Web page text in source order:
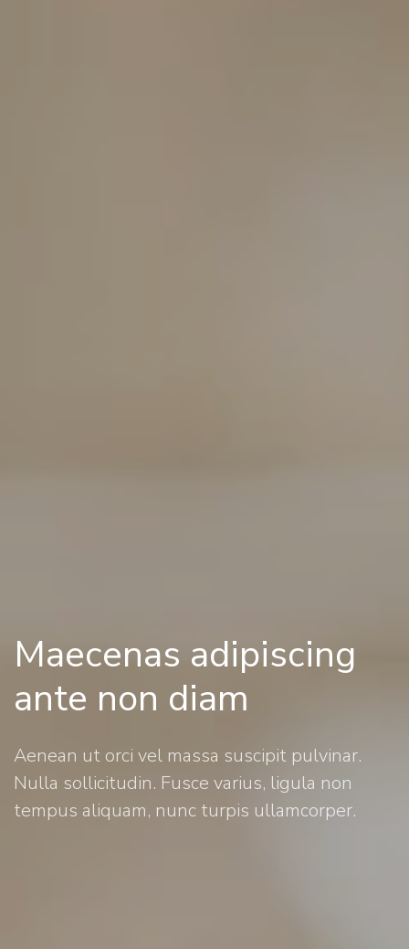
Maecenas adipiscing
ante non diam
Aenean ut orci vel massa suscipit pulvinar.
Nulla sollicitudin. Fusce varius, ligula non
tempus aliquam, nunc turpis ullamcorper.